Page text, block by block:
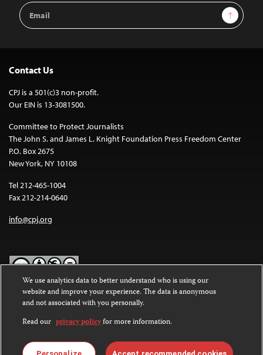
Email
Address
Sign Up
Contact Us
CPJ is a 501(c)3 non-profit.
Our EIN is 13-3081500.
Committee to Protect Journalists
The John S. and James L. Knight Foundation Press Freedom Center
P.O. Box 2675
New York, NY 10108
Tel 212-465-1004
Fax 212-214-0640
info@cpj.org
Except where noted, text on this website is licensed under a
Commons Attribution-NonCommercial-NoDerivatives 4.0
International License.
Images and other media are not covered by the Creative Commons
We use analytics data to better understand who is using our
website and improve your experience. The data is anonymous
and not associated with you personally.
Read our privacy policyfor more information.